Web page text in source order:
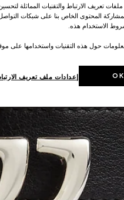
تعريف الارتباط والتقنيات المماثلة
المحتوى الخاص بنا على شبكات
الاستخدام هذه.
حول هذه التقنيات واستخدامها على
إعدادات ملف تعريف OK